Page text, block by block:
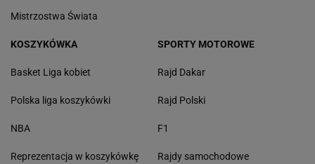
Mistrzostwa Świata
KOSZYKÓWKA
Basket Liga kobiet
Polska liga koszykówki
NBA
Reprezentacja w koszykówkę
SPORTY MOTOROWE
Rajd Dakar
Rajd Polski
F1
Rajdy samochodowe